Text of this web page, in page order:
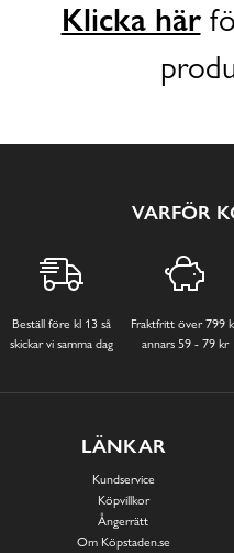
Klicka här
VARFÖR
Beställ före kl 13 så
skickar vi samma dag
Fraktfritt över 799
annars 59 - 79 kr
LÄNKAR
Kundservice
Köpvillkor
Ångerrätt
Om Köpstaden.se